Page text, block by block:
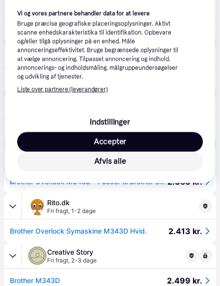
33 kr. fragt 1-2 dage
Brother M343D 1.974 kr.
Eller 3 betalinger af 658 kr.
avXperten 4.8(429)
89 kr. fragt, 3-5 dage
Brother Overlock Symaskine
Brother M343d Symaskine - Levering fra i morgen - 365 dages retur og prismatch*
Eller 3 betalinger af 733 kr.
Imerco 5.0(13)
3-6 dage
Brother Overlock M343D - Passer til Brother symaskine - Plast/metal 2.350 kr.
Rito.dk
Fri fragt, 1-2 dage
Brother Overlock Symaskine M343D Hvid. 2.413 kr.
Creative Story
Fri fragt, 2-3 dage
Brother M343D 2.499 kr.
Vi og vores partnere behandler data for at levere
Bruge præcise geografiske placeringsoplysninger. Aktivt
scanne enhedskarakteristika til identifikation. Opbevare
og/eller tilgå oplysninger på en enhed. Måle
annonceringseffektivitet. Bruge begrænsede oplysninger til
at vælge annoncering. Tilpasset annoncering og indhold,
annoncerings- og indholdsmåling, målgruppeundersøgelser
og udvikling af tjenester.
Liste over partnere (leverandører)
Indstillinger
Afvis alle
Accepter